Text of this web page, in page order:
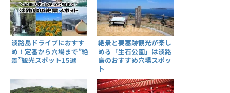
淡路島ドライブにおすす
め！定番から穴場まで”絶
景”観光スポット15選
絶景と要塞跡観光が楽し
める「生石公園」は淡路
島のおすすめ穴場スポッ
ト